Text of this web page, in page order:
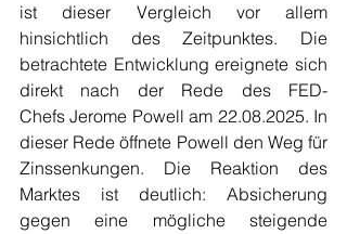
ist dieser Vergleich vor allem
hinsichtlich des Zeitpunktes. Die
betrachtete Entwicklung ereignete sich
direkt nach der Rede des FED-
Chefs Jerome Powell am 22.08.2025. In
dieser Rede öffnete Powell den Weg für
Zinssenkungen. Die Reaktion des
Marktes ist deutlich: Absicherung
gegen eine mögliche steigende